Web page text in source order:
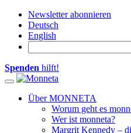
Newsletter abonnieren
Deutsch
English
Spenden hilft!
Toggle navigation
Über MONNETA
Worum geht es
Wer ist monneta?
Margrit Kennedy –